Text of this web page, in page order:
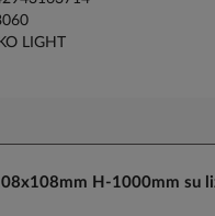
LIGHT
H-1000mm su